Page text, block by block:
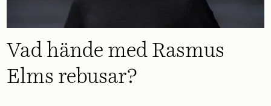
Vad hände med Rasmus
Elms rebusar?